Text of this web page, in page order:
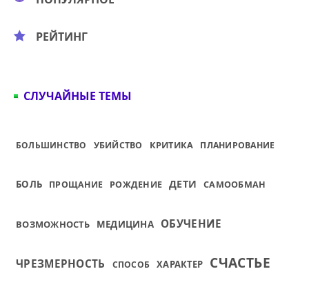
РЕЙТИНГ
СЛУЧАЙНЫЕ ТЕМЫ
БОЛЬШИНСТВО УБИЙСТВО КРИТИКА ПЛАНИРОВАНИЕ
БОЛЬ ПРОЩАНИЕ РОЖДЕНИЕ ДЕТИ САМООБМАН
ВОЗМОЖНОСТЬ МЕДИЦИНА ОБУЧЕНИЕ
ЧРЕЗМЕРНОСТЬ СПОСОБ ХАРАКТЕР СЧАСТЬЕ